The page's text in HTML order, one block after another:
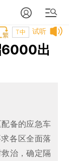
试听
T中
6000出
备的应急车
各区全面落
治，确定隔